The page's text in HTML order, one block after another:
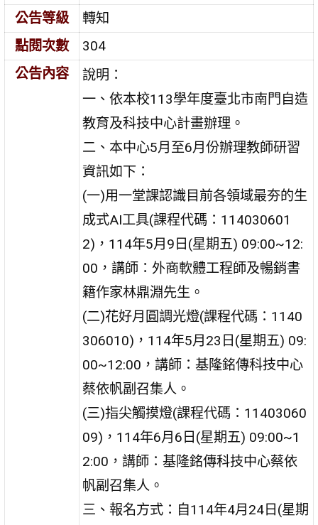
公告等級
轉知
點閱次數
304
公告內容
說明：
一、依本校113學年度臺北市南門自造
教育及科技中心計畫辦理。
二、本中心5月至6月份辦理教師研習
資訊如下：
(一)用一堂課認識目前各領域最夯的生
成式AI工具(課程代碼：114030601
2)，114年5月9日(星期五) 09:00~12:
00，講師：外商軟體工程師及暢銷書
籍作家林鼎淵先生。
(二)花好月圓調光燈(課程代碼：1140
306010)，114年5月23日(星期五) 09:
00~12:00，講師：基隆銘傳科技中心
蔡依帆副召集人。
(三)指尖觸摸燈(課程代碼：11403060
09)，114年6月6日(星期五) 09:00~1
2:00，講師：基隆銘傳科技中心蔡依
帆副召集人。
三、報名方式：自114年4月24日(星期